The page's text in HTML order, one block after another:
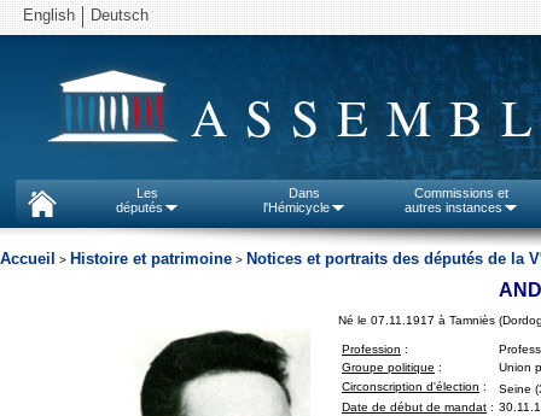
English Deutsch
Les
députés
Dans
l'Hémicycle
Commissions et
autres instances
Accueil > Histoire et patrimoine > Notices et portraits des députés de la V
Né le 07.11.1917 à Tamniès
Profession :
Groupe politique :
Union
Circonscription d'élection :
Seine
Date de début de mandat :